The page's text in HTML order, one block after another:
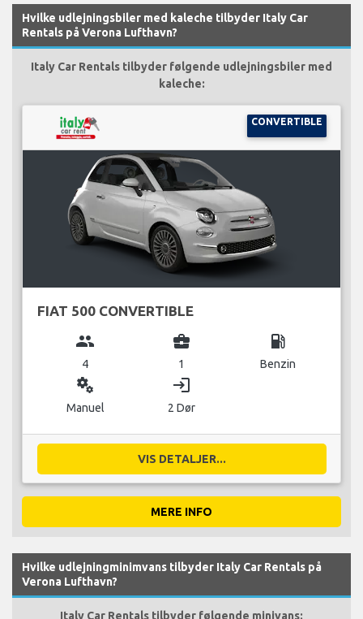
Hvilke udlejningsbiler med kaleche tilbyder Italy Car
Rentals på Verona Lufthavn?
Italy Car Rentals tilbyder følgende udlejningsbiler med
kaleche:
CONVERTIBLE
FIAT 500 CONVERTIBLE
group
4
business_center
1
local_gas_station
Benzin
miscellaneous_services
Manuel
login
2 Dør
VIS DETALJER...
MERE INFO
Hvilke udlejningminimvans tilbyder Italy Car Rentals på
Verona Lufthavn?
Italy Car Rentals tilbyder følgende minivans: